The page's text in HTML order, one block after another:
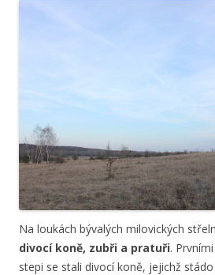
Na loukách bývalých milovických
divocí koně, zubři a pratuři.
stepi se stali divocí koně, jejichž